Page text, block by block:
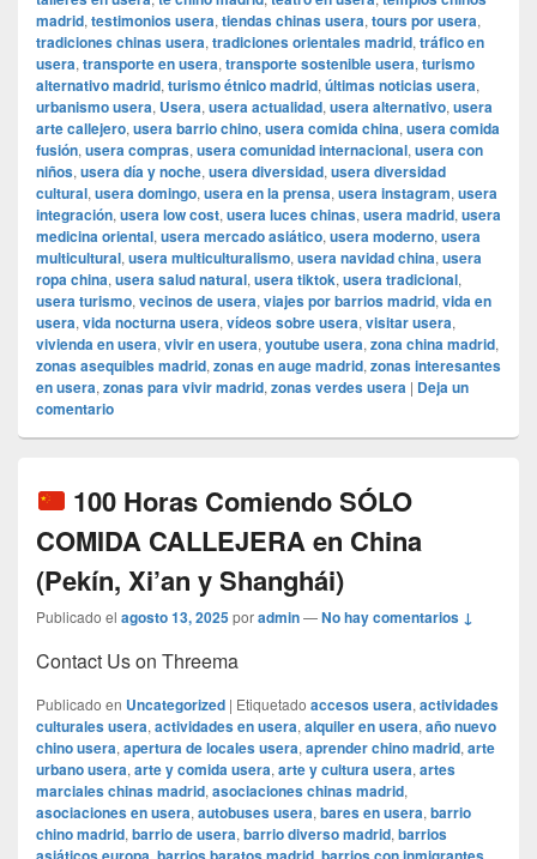
madrid, testimonios usera, tiendas chinas usera, tours por usera,
tradiciones chinas usera, tradiciones orientales madrid, tráfico en
usera, transporte en usera, transporte sostenible usera, turismo
alternativo madrid, turismo étnico madrid, últimas noticias usera,
urbanismo usera, Usera, usera actualidad, usera alternativo, usera
arte callejero, usera barrio chino, usera comida china, usera comida
fusión, usera compras, usera comunidad internacional, usera con
niños, usera día y noche, usera diversidad, usera diversidad
cultural, usera domingo, usera en la prensa, usera instagram, usera
integración, usera low cost, usera luces chinas, usera madrid, usera
medicina oriental, usera mercado asiático, usera moderno, usera
multicultural, usera multiculturalismo, usera navidad china, usera
ropa china, usera salud natural, usera tiktok, usera tradicional,
usera turismo, vecinos de usera, viajes por barrios madrid, vida en
usera, vida nocturna usera, vídeos sobre usera, visitar usera,
vivienda en usera, vivir en usera, youtube usera, zona china madrid,
zonas asequibles madrid, zonas en auge madrid, zonas interesantes
en usera, zonas para vivir madrid, zonas verdes usera | Deja un
comentario
100 Horas Comiendo SÓLO
COMIDA CALLEJERA en China
(Pekín, Xi’an y Shanghái)
Publicado el agosto 13, 2025poradmin—No hay comentarios ↓
Contact Us on Threema
Publicado en Uncategorized | Etiquetado accesos usera, actividades
culturales usera, actividades en usera, alquiler en usera, año nuevo
chino usera, apertura de locales usera, aprender chino madrid, arte
urbano usera, arte y comida usera, arte y cultura usera, artes
marciales chinas madrid, asociaciones chinas madrid,
asociaciones en usera, autobuses usera, bares en usera, barrio
chino madrid, barrio de usera, barrio diverso madrid, barrios